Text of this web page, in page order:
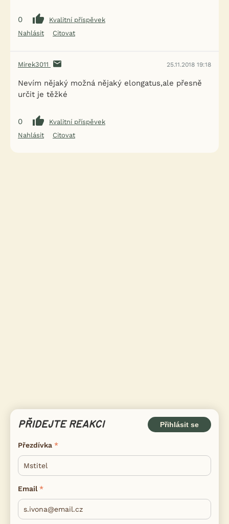
0
Kvalitní příspěvek
Nahlásit
Citovat
Mirek3011 25.11.2018 19:18
Nevím nějaký možná nějaký elongatus,ale přesně
určit je těžké
0
Kvalitní příspěvek
Nahlásit
Citovat
PŘIDEJTE REAKCI Přihlásit se
Přezdívka
Email